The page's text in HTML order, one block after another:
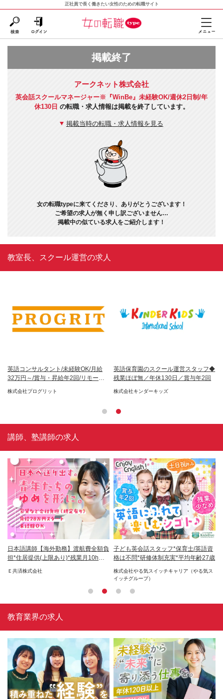
正社員で長く働きたい女性のための転職サイト
掲載終了
アークネット株式会社
英会話スクールマネージャー※『WinBe』未経験OK/週休2日制/年
休130日 の転職・求人情報は掲載を終了しています。
掲載当時の転職・求人情報を見る
女の転職typeに来てくださり、ありがとうございます！
ご希望の求人が無く申し訳ございません…
掲載中の似ている求人をご紹介します！
教室長、スクール運営の求人
英語コンサルタント/未経験OK/月給
32万円～/賞与・昇給年2回/リモート
株式会社プログリット
英語保育園のスクール運営スタッフ◆
残業ほぼ無／年休130日／賞与年2回
株式会社キンダーキッズ
講師、塾講師の求人
日本語講師【海外勤務】渡航費全額負
担*住居提供(上限あり)*残業月10h以
Ｅ共済株式会社
子ども英会話スタッフ*保育士/英語資
格は不問*研修体制充実*平均年齢27歳
株式会社やる気スイッチキャリア（やる気ス
イッチグループ）
教育業界の求人